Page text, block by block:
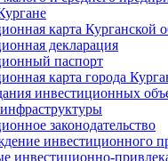
карта Курганской
декларация
паспорт
карта города
инвестиционных
законодательство
инвестиционного
инвестиционно-